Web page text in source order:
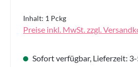
Inhalt: 1 Pckg
Preise inkl. MwSt. zzgl.
Sofort verfügbar, Lieferzeit: 3-